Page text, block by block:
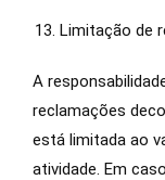
Limitação de
A
reclamações
está limitada ao
atividade. Em